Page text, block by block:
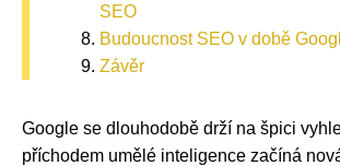
SEO
Budoucnost SEO v době
Závěr
Google se dlouhodobě drží na špici
příchodem umělé inteligence začíná